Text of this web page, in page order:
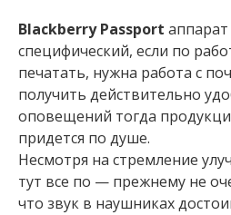
Blackberry Passport
специфический, если по
печатать, нужна работа с
получить действительно
оповещений тогда
придется по душе.
Несмотря на стремление
тут все по — прежнему не
что звук в наушниках